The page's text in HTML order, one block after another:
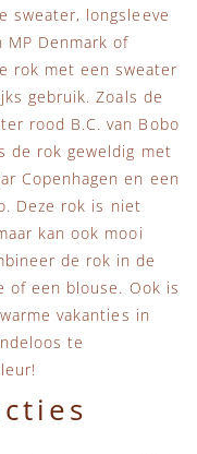
sweater, longsleeve
Denmark of
rok met een sweater
gebruik. Zoals de
rood B.C. van Bobo
de rok geweldig met
Copenhagen en een
Deze rok is niet
kan ook mooi
de rok in de
of een blouse. Ook is
vakanties in
te